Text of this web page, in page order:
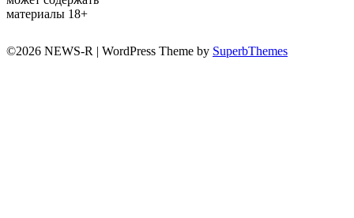
материалы 18+
©2026 NEWS-R | WordPress Theme by SuperbThemes